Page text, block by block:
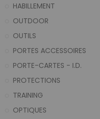
HABILLEMENT
OUTDOOR
OUTILS
PORTES ACCESSOIRES
PORTE-CARTES - I.D.
PROTECTIONS
TRAINING
OPTIQUES